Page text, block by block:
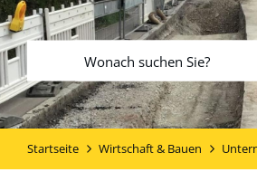
Startseite Wirtschaft & Bauen